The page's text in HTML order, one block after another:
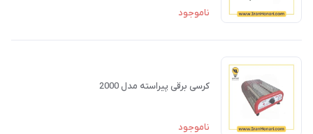
ناموجود
کرسی برقی پیراسته مدل 2000
ناموجود